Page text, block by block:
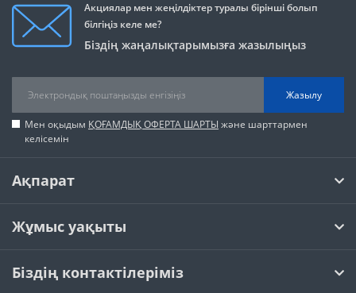
Акциялар мен жеңілдіктер туралы бірінші болып
білгіңіз келе ме?
Біздің жаңалықтарымызға жазылыңыз
Жазылу
Мен оқыдым ҚОҒАМДЫҚ ОФЕРТА ШАРТЫ және шарттармен
келісемін
Ақпарат
Жұмыс уақыты
Біздің контактілеріміз